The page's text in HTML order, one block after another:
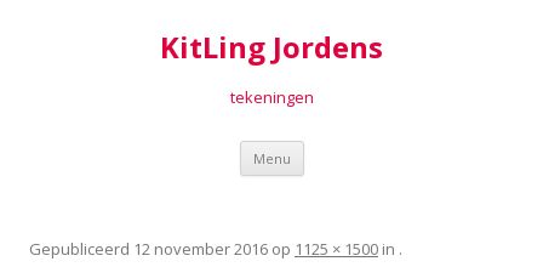
KitLing Jordens
tekeningen
Menu Spring
inhoud
Gepubliceerd 12 november 2016 op 1125 × 1500 in .